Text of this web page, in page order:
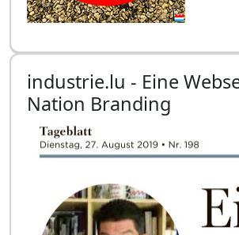
industrie.lu - Eine
Nation Branding